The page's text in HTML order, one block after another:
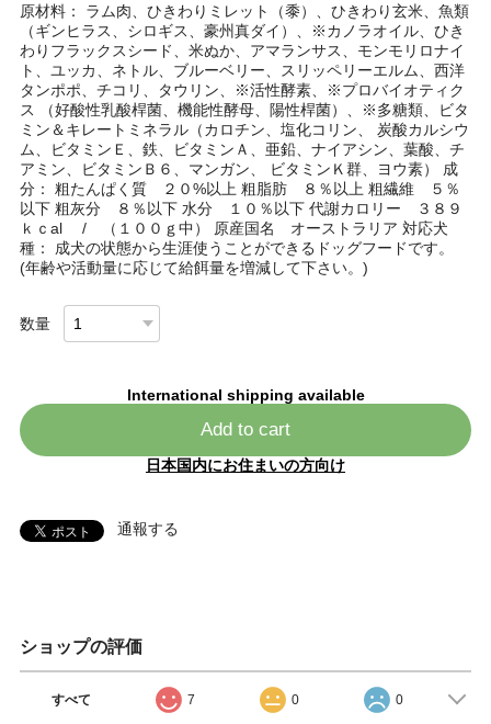
原材料： ラム肉、ひきわりミレット（黍）、ひきわり玄米、魚類
（ギンヒラス、シロギス、豪州真ダイ）、※カノラオイル、ひき
わりフラックスシード、米ぬか、アマランサス、モンモリロナイ
ト、ユッカ、ネトル、ブルーベリー、スリッペリーエルム、西洋
タンポポ、チコリ、タウリン、※活性酵素、※プロバイオティク
ス （好酸性乳酸桿菌、機能性酵母、陽性桿菌）、※多糖類、ビタ
ミン＆キレートミネラル（カロチン、塩化コリン、 炭酸カルシウ
ム、ビタミンＥ、鉄、ビタミンＡ、亜鉛、ナイアシン、葉酸、チ
アミン、ビタミンＢ６、マンガン、 ビタミンＫ群、ヨウ素） 成
分： 粗たんぱく質 ２０%以上 粗脂肪 ８％以上 粗繊維 ５％
以下 粗灰分 ８％以下 水分 １０％以下 代謝カロリー ３８９
ｋｃal / （１００ｇ中） 原産国名 オーストラリア 対応犬
種： 成犬の状態から生涯使うことができるドッグフードです。
(年齢や活動量に応じて給餌量を増減して下さい。)
数量
International shipping available
Add to cart
日本国内にお住まいの方向け
通報する
ショップの評価
すべて 7 0 0